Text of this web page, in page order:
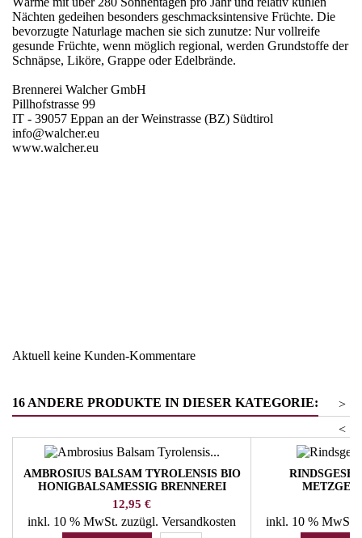
Nächten gedeihen besonders geschmacksintensive Früchte. Die
bevorzugte Naturlage machen sie sich zunutze: Nur vollreife
gesunde Früchte, wenn möglich regional, werden Grundstoffe der
Schnäpse, Liköre, Grappe oder Edelbrände.
Brennerei Walcher GmbH
Pillhofstrasse 99
IT - 39057 Eppan an der Weinstrasse (BZ) Südtirol
info@walcher.eu
www.walcher.eu
Aktuell keine Kunden-Kommentare
16 ANDERE PRODUKTE IN DIESER KATEGORIE:
>
<
AMBROSIUS BALSAM TYROLENSIS BIO
HONIGBALSAMESSIG BRENNEREI
WALCHER
Preis
12,95 €
inkl. 10 % MwSt. zuzügl. Versandkosten inkl. 10 % MwSt.